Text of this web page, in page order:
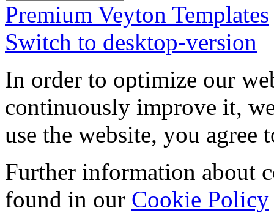
Premium Veyton Templates
Switch to desktop-version
In order to optimize our
continuously improve it,
use the website, you agree
Further information about
found in our Cookie Policy